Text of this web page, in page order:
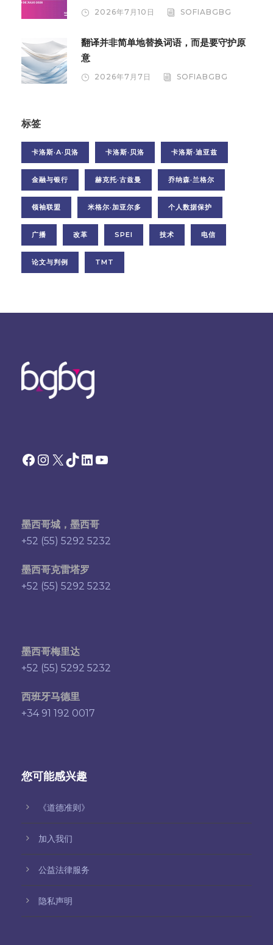
2026年7月10日 SOFIABGBG
翻译并非简单地替换词语，而是要守护原
意
2026年7月7日 SOFIABGBG
标签
卡洛斯·A·贝洛 卡洛斯·贝洛 卡洛斯·迪亚兹
金融与银行 赫克托·古兹曼 乔纳森·兰格尔
领袖联盟 米格尔·加亚尔多 个人数据保护
广播 改革 SPEI 技术 电信
论文与判例 TMT
Facebook Instagram X TikTok 领英YouTube
墨西哥城，墨西哥
+52 (55) 5292 5232
墨西哥克雷塔罗
+52 (55) 5292 5232
墨西哥梅里达
+52 (55) 5292 5232
西班牙马德里
+34 91 192 0017
您可能感兴趣
《道德准则》
加入我们
公益法律服务
隐私声明